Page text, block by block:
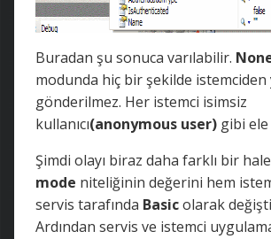
Buradan şu sonuca varılabilir.
modunda hiç bir şekilde
gönderilmez. Her istemci isimsiz
kullanıcı(anonymous user) gibi ele
Şimdi olayı biraz daha farklı bir
mode niteliğinin değerini hem
servis tarafında Basicolarak
Ardından servis ve istemci